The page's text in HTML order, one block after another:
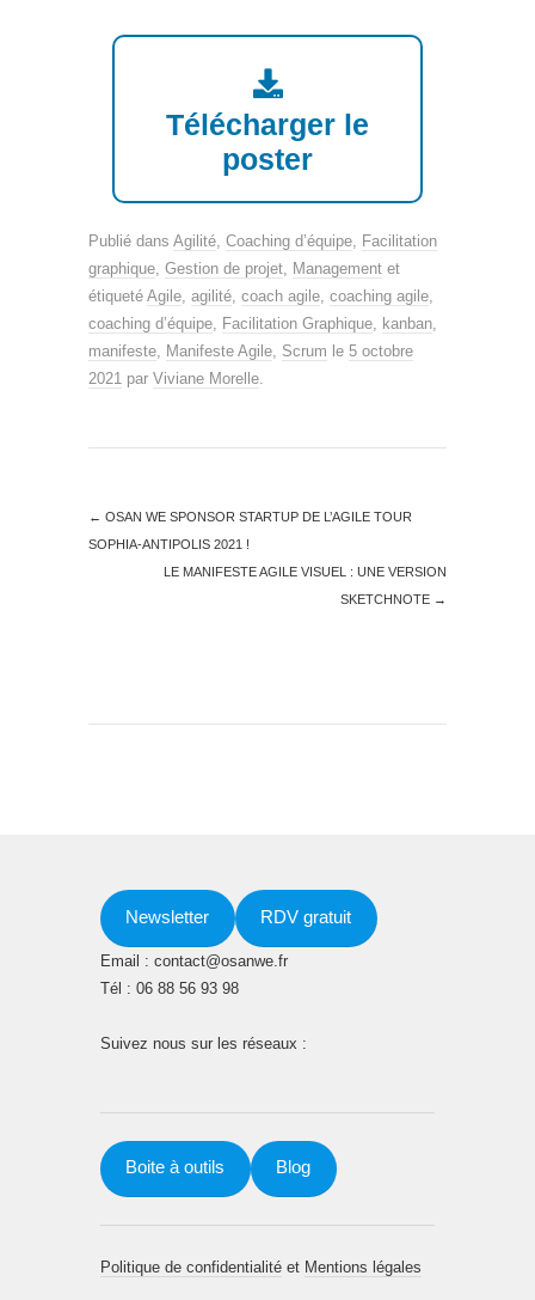
Télécharger le
poster
Publié dans Agilité, Coaching d’équipe, Facilitation
graphique, Gestion de projet, Management et
étiqueté Agile, agilité, coach agile, coaching agile,
coaching d’équipe, Facilitation Graphique, kanban,
manifeste, Manifeste Agile, Scrum le 5 octobre
2021 par Viviane Morelle.
← OSAN WE SPONSOR STARTUP DE L’AGILE TOUR
SOPHIA-ANTIPOLIS 2021 !
LE MANIFESTE AGILE VISUEL : UNE VERSION
SKETCHNOTE →
Newsletter RDV gratuit
Email : contact@osanwe.fr
Tél : 06 88 56 93 98
Suivez nous sur les réseaux :
Boite à outils Blog
Politique de confidentialité et Mentions légales